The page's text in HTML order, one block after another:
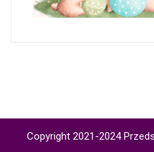
Copyright 2021-2024